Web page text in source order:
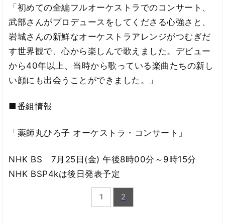
「初めての全編フルオーケストラでのコンサート、
武部さんがプロデュースをしてくださる心強さと、
岩城さんの新鮮なオーケストラアレンジがつむぎだ
す世界観で、心から楽しんで歌えました。デビュー
から40年以上、当時から歌っている楽曲たちの新し
い顔にも出会うことができました。」
■番組情報
「薬師丸ひろ子 オーケストラ・コンサート」
NHK BS 7月25日(金) 午後8時00分～9時15分
NHK BSP4kは後日発表予定
1 2